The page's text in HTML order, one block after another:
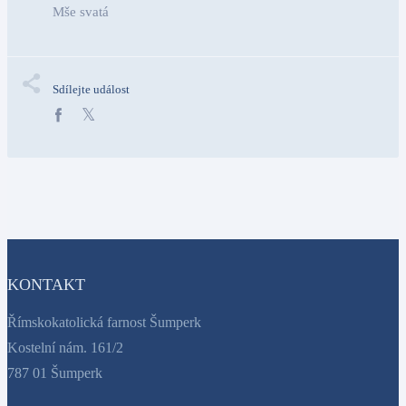
Mše svatá
Sdílejte událost
KONTAKT
Římskokatolická farnost Šumperk
Kostelní nám. 161/2
787 01 Šumperk